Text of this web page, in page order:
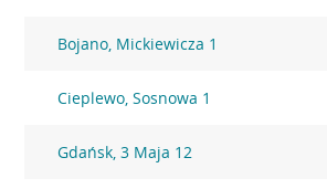
Bojano, Mickiewicza 1
Cieplewo, Sosnowa 1
Gdańsk, 3 Maja 12